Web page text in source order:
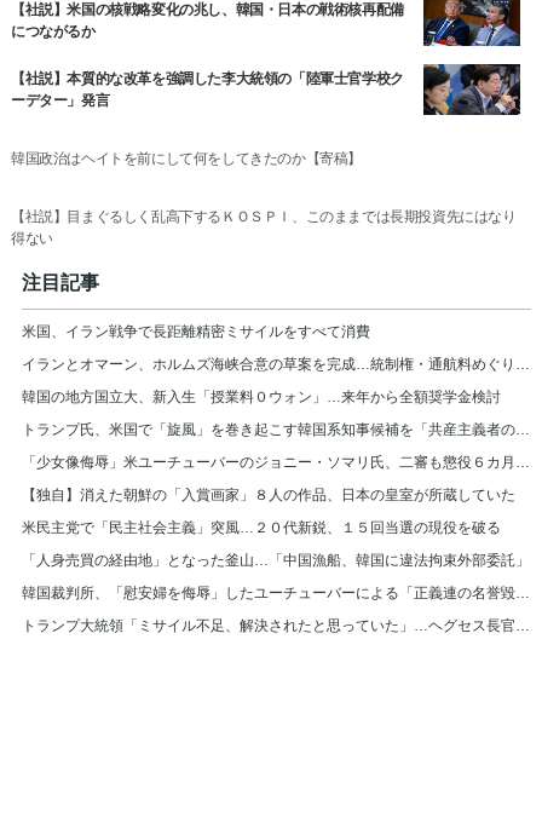
【社説】米国の核戦略変化の兆し、韓国・日本の戦術核再配備
につながるか
【社説】本質的な改革を強調した李大統領の「陸軍士官学校ク
ーデター」発言
韓国政治はヘイトを前にして何をしてきたのか【寄稿】
【社説】目まぐるしく乱高下するＫＯＳＰＩ、このままでは長期投資先にはなり
得ない
注目記事
米国、イラン戦争で長距離精密ミサイルをすべて消費
イランとオマーン、ホルムズ海峡合意の草案を完成…統制権・通航料めぐり米国と隔たり
韓国の地方国立大、新入生「授業料０ウォン」…来年から全額奨学金検討
トランプ氏、米国で「旋風」を巻き起こす韓国系知事候補を「共産主義者の狂人」と非難
「少女像侮辱」米ユーチューバーのジョニー・ソマリ氏、二審も懲役６カ月の実刑判決
【独自】消えた朝鮮の「入賞画家」８人の作品、日本の皇室が所蔵していた
米民主党で「民主社会主義」突風…２０代新鋭、１５回当選の現役を破る
「人身売買の経由地」となった釜山…「中国漁船、韓国に違法拘束外部委託」
韓国裁判所、「慰安婦を侮辱」したユーチューバーによる「正義連の名誉毀損」認める
トランプ大統領「ミサイル不足、解決されたと思っていた」…ヘグセス長官を厳しく叱責